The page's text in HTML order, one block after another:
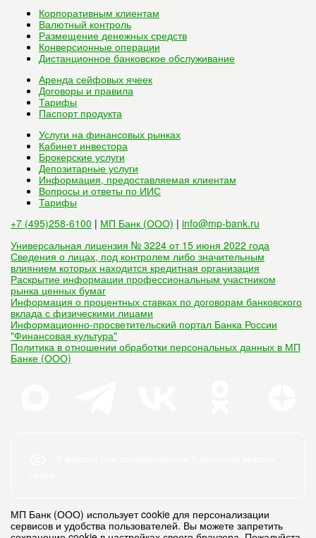
Корпоративным клиентам
Валютный контроль
Размещение денежных средств
Конверсионные операции
Дистанционное банковское обслуживание
Аренда сейфовых ячеек
Договоры и правила
Тарифы
Паспорт продукта
Услуги на финансовых рынках
Кабинет инвестора
Брокерские услуги
Депозитарные услуги
Информация, предоставляемая клиентам
Вопросы и ответы по ИИС
Тарифы
+7 (495)258-6100 | МП Банк (ООО) | info@mp-bank.ru
Универсальная лицензия № 3224 от 15 июня 2022 года
Сведения о лицах, под контролем либо значительным
влиянием которых находится кредитная организация
Раскрытие информации профессиональным участником
рынка ценных бумаг
Информация о процентных ставках по договорам банковского
вклада с физическими лицами
Информационно-просветительский портал Банка России
"Финансовая культура"
Политика в отношении обработки персональных данных в МП
Банке (ООО)
МП Банк (ООО) использует cookie для персонализации
сервисов и удобства пользователей. Вы можете запретить